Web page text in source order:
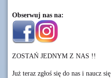
Obserwuj nas na:
ZOSTAŃ JEDNYM Z NAS !!
Już teraz zgłoś się do nas i naucz się